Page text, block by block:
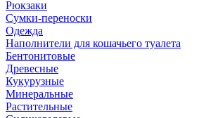
Рюкзаки
Сумки-переноски
Одежда
Наполнители для кошачьего туалета
Бентонитовые
Древесные
Кукурузные
Минеральные
Растительные